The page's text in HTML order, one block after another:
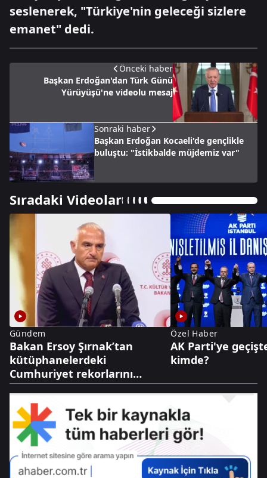
seslenerek, "Türkiye'nin geleceği sizlere
emanet" dedi.
Önceki haber
Başkan Erdoğan'dan Türk Günü
Yürüyüşü'ne videolu mesaj
Sonraki haber
Başkan Erdoğan Kocaeli'de gençlikle
buluştu: "İstikbalde müjdemiz var"
Sıradaki Videolar
Gündem
Bakan Ersoy Şırnak’tan
kütüphanelerdeki
Cumhuriyet rekorlarını
açıkladı
Özel Haber
AK Parti'ye
kimde?